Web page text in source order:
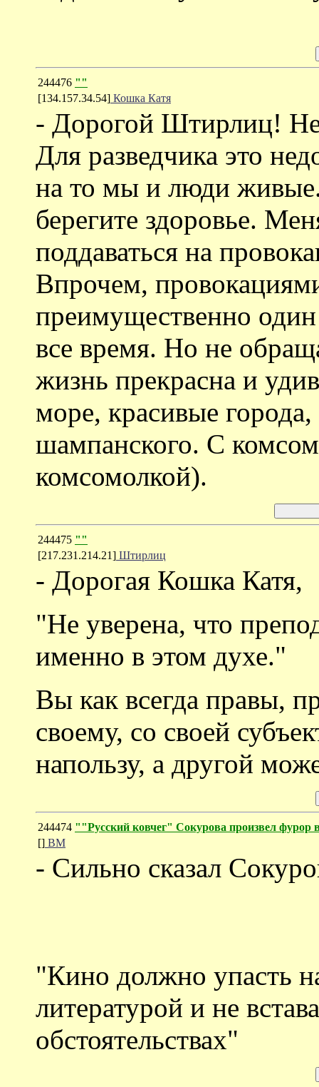
244476 ""
[134.157.34.54] Кошка Катя
- Дорогой Штирлиц! Не
Для разведчика это
на то мы и люди
берегите здоровье.
поддаваться на
Впрочем,
преимущественно
все время. Но не
жизнь прекрасна и
море, красивые
шампанского. С
комсомолкой).
244475 ""
[217.231.214.21] Штирлиц
- Дорогая Кошка Катя,
"Не уверена, что
именно в этом духе."
Вы как всегда правы,
своему, со своей
напользу, а другой
244474 ""Русский ковчег" Сокурова произвел фурор
[] ВМ
- Сильно сказал
"Кино должно упасть
литературой и не
обстоятельствах"